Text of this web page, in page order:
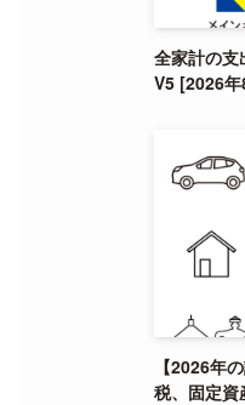
全家計の支
V5 [2026
【2026年
税、固定資